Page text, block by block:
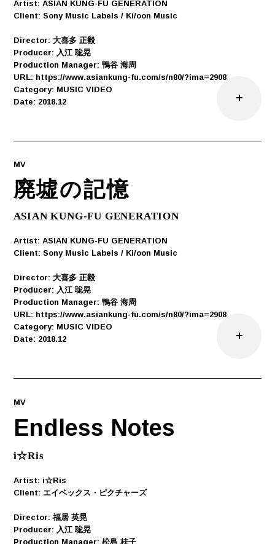
Artist: ASIAN KUNG-FU GENERATION
Client: Sony Music Labels / Ki/oon Music
Director: 大喜多 正毅
Producer: 入江 聡晃
Production Manager: 鴨谷 海周
URL: https://www.asiankung-fu.com/s/n80/?ima=2908
Category: MUSIC VIDEO
Date: 2018.12
MV
廃墟の記憶
ASIAN KUNG-FU GENERATION
Artist: ASIAN KUNG-FU GENERATION
Client: Sony Music Labels / Ki/oon Music
Director: 大喜多 正毅
Producer: 入江 聡晃
Production Manager: 鴨谷 海周
URL: https://www.asiankung-fu.com/s/n80/?ima=2908
Category: MUSIC VIDEO
Date: 2018.12
MV
Endless Notes
i☆Ris
Artist: i☆Ris
Client: エイベックス・ピクチャーズ
Director: 福居 英晃
Producer: 入江 聡晃
Production Manager: 松島 桂子